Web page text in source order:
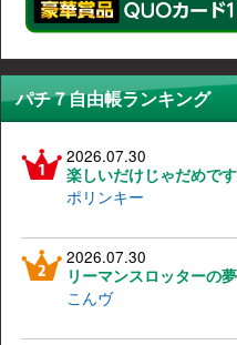
パチ７自由帳ランキング
2026.07.30
楽しいだけじゃだめで
ポリンキー
2026.07.30
リーマンスロッターの夢
こんヴ